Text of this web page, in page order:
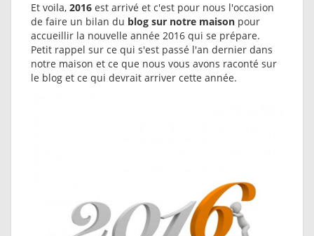
Et voila, 2016 est arrivé et c'est pour nous l'occasion
de faire un bilan du blog sur notre maison pour
accueillir la nouvelle année 2016 qui se prépare.
Petit rappel sur ce qui s'est passé l'an dernier dans
notre maison et ce que nous vous avons raconté sur
le blog et ce qui devrait arriver cette année.